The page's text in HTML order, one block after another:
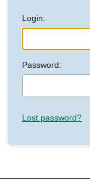
Login:
Password:
Lost password?